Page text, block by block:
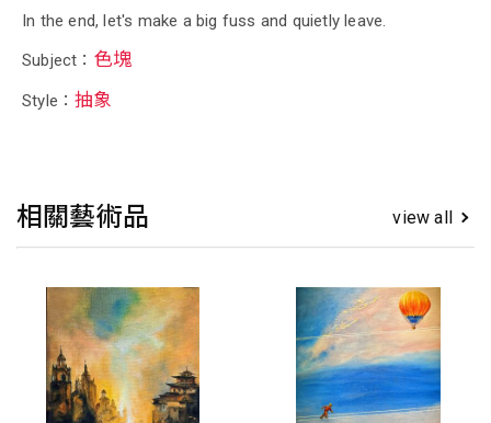
In the end, let's make a big fuss and quietly leave.
Subject： 色塊
Style：抽象
相關藝術品 view all